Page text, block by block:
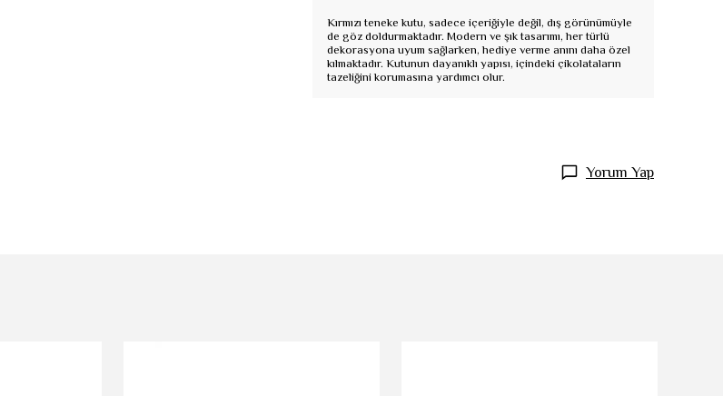
Kırmızı teneke kutu, sadece içeriğiyle değil, dış görünümüyle
de göz doldurmaktadır. Modern ve şık tasarımı, her türlü
dekorasyona uyum sağlarken, hediye verme anını daha özel
kılmaktadır. Kutunun dayanıklı yapısı, içindeki çikolataların
tazeliğini korumasına yardımcı olur.
Yorum Yap